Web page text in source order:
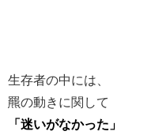
生存者の中には、
羆の動きに関して
「迷いがなかった」